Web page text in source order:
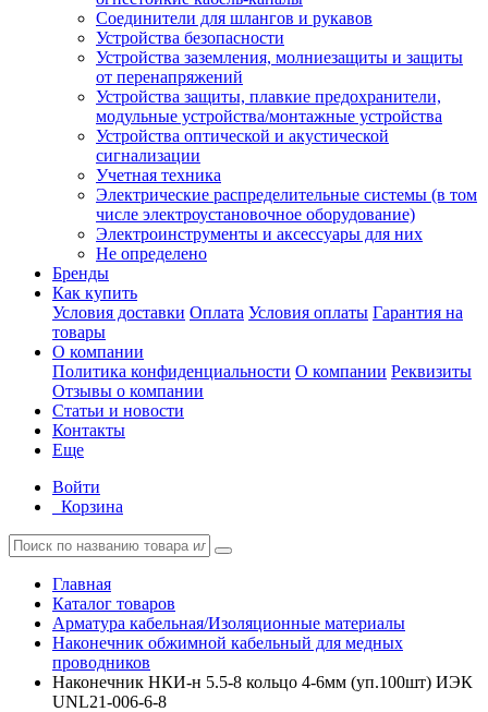
Соединители для шлангов и рукавов
Устройства безопасности
Устройства заземления, молниезащиты и защиты
от перенапряжений
Устройства защиты, плавкие предохранители,
модульные устройства/монтажные устройства
Устройства оптической и акустической
сигнализации
Учетная техника
Электрические распределительные системы (в том
числе электроустановочное оборудование)
Электроинструменты и аксессуары для них
Не определено
Бренды
Как купить
Условия доставки Оплата Условия оплаты Гарантия на
товары
О компании
Политика конфиденциальности О компании Реквизиты
Отзывы о компании
Статьи и новости
Контакты
Еще
Войти
Корзина
Главная
Каталог товаров
Арматура кабельная/Изоляционные материалы
Наконечник обжимной кабельный для медных
проводников
Наконечник НКИ-н 5.5-8 кольцо 4-6мм (уп.100шт) ИЭК
UNL21-006-6-8